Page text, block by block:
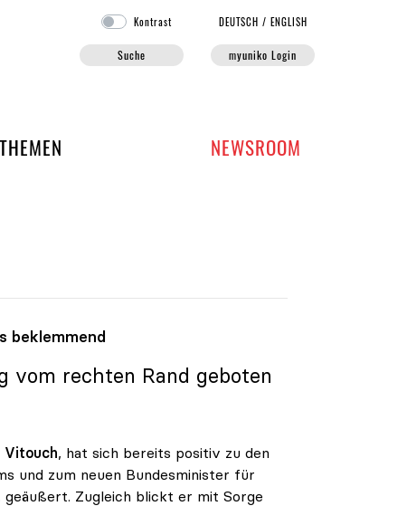
Kontrast DEUTSCH /ENGLISH
Suche myuniko Login
DER UNIKO
THEMEN NEWSROOM
beklemmend
vom rechten Rand geboten
Vitouch, hat sich bereits positiv zu den
und zum neuen Bundesminister für
geäußert. Zugleich blickt er mit Sorge